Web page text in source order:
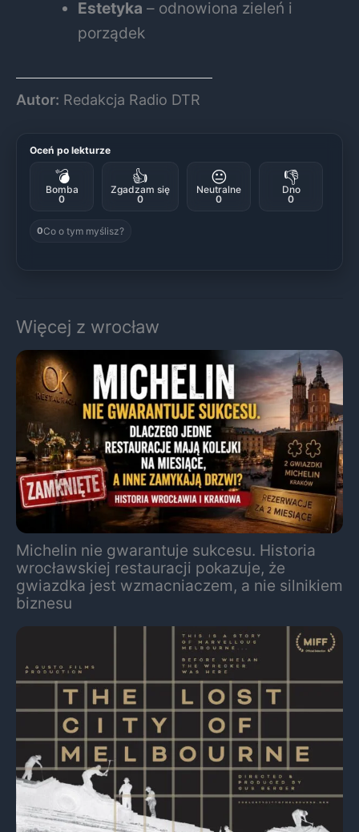
Estetyka – odnowiona zieleń i
porządek
Autor: Redakcja Radio DTR
Oceń po lekturze
💣
Bomba
0
👍
Zgadzam się
0
😐
Neutralne
0
👎
Dno
0
0Co o tym myślisz?
Więcej z wrocław
Michelin nie gwarantuje sukcesu. Historia
wrocławskiej restauracji pokazuje, że
gwiazdka jest wzmacniaczem, a nie silnikiem
biznesu